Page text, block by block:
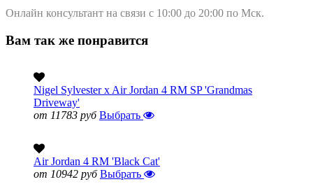
Онлайн консультант на связи с 10:00 до 20:00 по Мск.
Вам так же понравится
Nigel Sylvester x Air Jordan 4 RM SP 'Grandmas
Driveway'
от 11783 руб Выбрать
Air Jordan 4 RM 'Black Cat'
от 10942 руб Выбрать